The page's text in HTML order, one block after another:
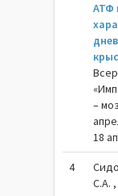
АТФ
крыс
–
18
4
С.А.